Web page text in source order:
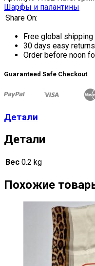
Шарфы и палантины
Share On:
Free global
30 days easy
Order before noon
Guaranteed Safe Checkout
Детали
Детали
Вес 0.2 kg
Похожие